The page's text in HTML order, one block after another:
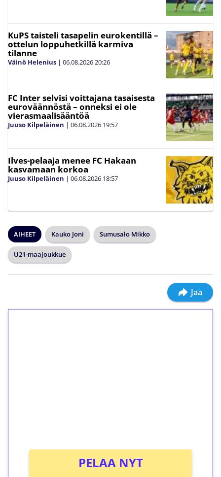
KuPS taisteli tasapelin eurokentillä –
ottelun loppuhetkillä karmiva
tilanne
Väinö Helenius | 06.08.202620:26
FC Inter selvisi voittajana tasaisesta
euroväännöstä – onneksi ei ole
vierasmaalisääntöä
Juuso Kilpeläinen | 06.08.2026 19:57
Ilves-pelaaja menee FC Hakaan
kasvamaan korkoa
Juuso Kilpeläinen | 06.08.2026 18:57
AIHEET Kauko Joni Sumusalo Mikko
U21-maajoukkue
Jaa
PELAA NYT